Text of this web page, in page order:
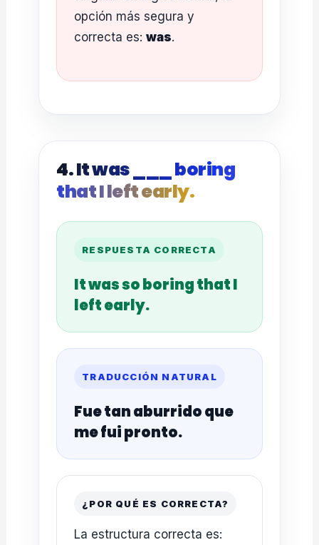
opción más segura y
correcta es:was.
4. It was ___ boring
that I left early.
RESPUESTA CORRECTA
It was so boring that I
left early.
TRADUCCIÓN NATURAL
Fue tan aburrido que
me fui pronto.
¿POR QUÉ ES CORRECTA?
La estructura correcta es: